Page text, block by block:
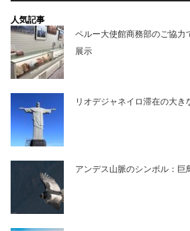
人気記事
ペルー大使館商務部のご協力
展示
リオデジャネイロ滞在の大き
アンデス山脈のシンボル：巨